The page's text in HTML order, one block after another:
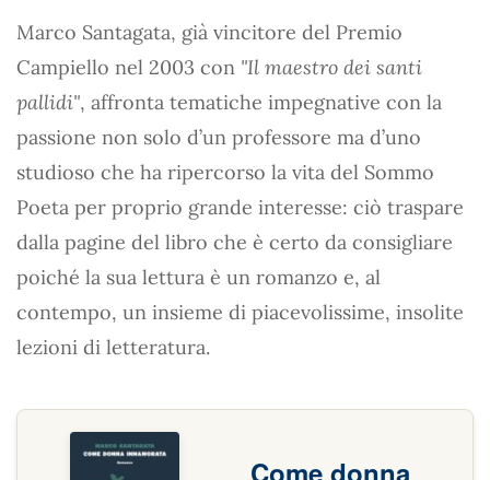
Marco Santagata, già vincitore del Premio
Campiello nel 2003 con "Il maestro dei santi
pallidi", affronta tematiche impegnative con la
passione non solo d’un professore ma d’uno
studioso che ha ripercorso la vita del Sommo
Poeta per proprio grande interesse: ciò traspare
dalla pagine del libro che è certo da consigliare
poiché la sua lettura è un romanzo e, al
contempo, un insieme di piacevolissime, insolite
lezioni di letteratura.